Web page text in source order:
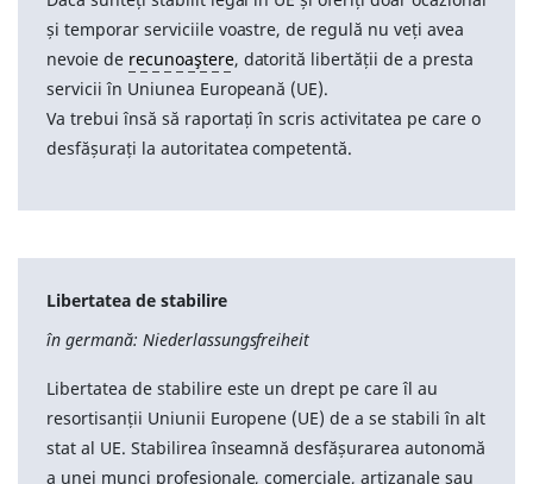
și temporar serviciile voastre, de regulă nu veți avea
nevoie de recunoaştere, datorită libertății de a presta
servicii în Uniunea Europeană (UE).
Va trebui însă să raportați în scris activitatea pe care o
desfășurați la autoritatea competentă.
Libertatea de stabilire
în germană: Niederlassungsfreiheit
Libertatea de stabilire este un drept pe care îl au
resortisanții Uniunii Europene (UE) de a se stabili în alt
stat al UE. Stabilirea înseamnă desfășurarea autonomă
a unei munci profesionale, comerciale, artizanale sau